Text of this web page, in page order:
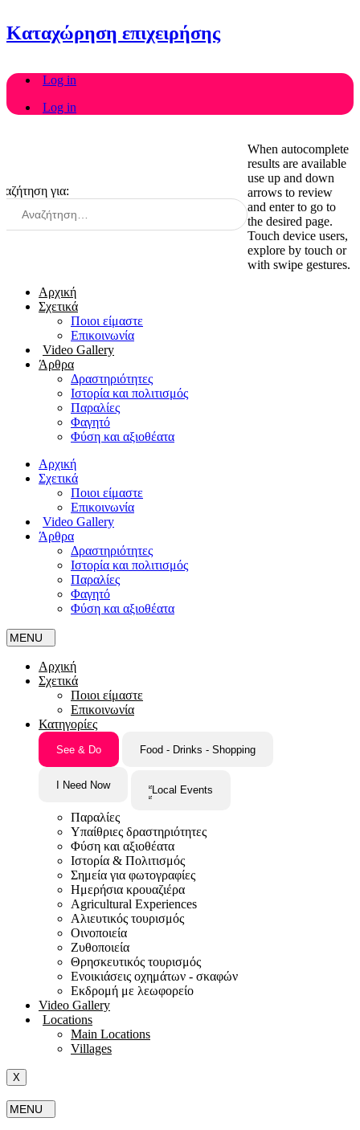
Καταχώρηση επιχειρήσης
Log in
Log in
για:
When autocomplete
results are available
use up and down
arrows to review
and enter to go to
the desired page.
Touch device users,
explore by touch or
with swipe gestures.
Αρχική
Σχετικά
Ποιοι είμαστε
Επικοινωνία
Video Gallery
Άρθρα
Δραστηριότητες
Ιστορία και πολιτισμός
Παραλίες
Φαγητό
Φύση και αξιοθέατα
Αρχική
Σχετικά
Ποιοι είμαστε
Επικοινωνία
Video Gallery
Άρθρα
Δραστηριότητες
Ιστορία και πολιτισμός
Παραλίες
Φαγητό
Φύση και αξιοθέατα
Αρχική
Σχετικά
Ποιοι είμαστε
Επικοινωνία
Κατηγορίες
See & Do Food - Drinks - Shopping
I Need Now Local Events
Παραλίες
Υπαίθριες δραστηριότητες
Φύση και αξιοθέατα
Ιστορία & Πολιτισμός
Σημεία για φωτογραφίες
Ημερήσια κρουαζιέρα
Agricultural Experiences
Αλιευτικός τουρισμός
Οινοποιεία
Ζυθοποιεία
Θρησκευτικός τουρισμός
Ενοικιάσεις οχημάτων - σκαφών
Εκδρομή με λεωφορείο
Video Gallery
Locations
Main Locations
Villages
X